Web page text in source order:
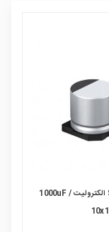
خازن SMD الکترولیت 1000uF /